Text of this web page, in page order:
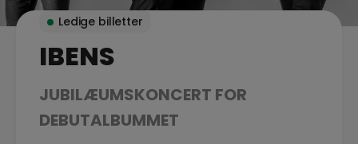
Ledige billetter
IBENS
JUBILÆUMSKONCERT FOR
DEBUTALBUMMET